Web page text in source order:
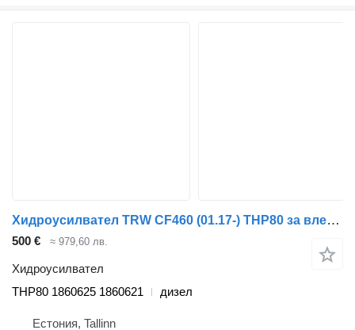
Хидроусилвател TRW CF460 (01.17-) THP80 за влекач DAF CF450, CF460 (2017-)
500 € ≈ 979,60 лв.
Хидроусилвател
THP80 1860625 1860621
дизел
Естония, Tallinn